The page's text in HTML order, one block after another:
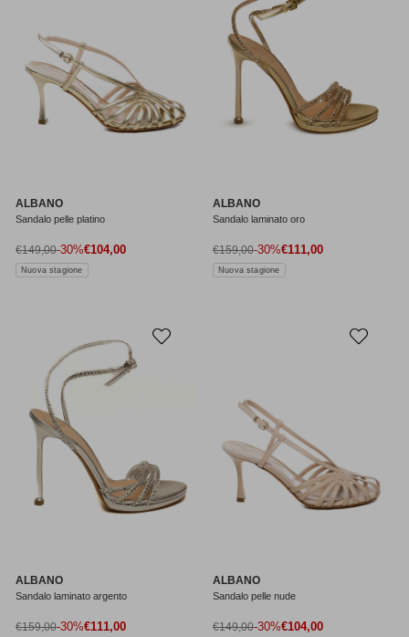
ALBANO
Sandalo pelle platino
Prezzo di vendita
€104,00
Prezzo normale
€149,00-30%
Nuova stagione
ALBANO
Sandalo laminato oro
Prezzo di vendita
€111,00
Prezzo normale
€159,00-30%
Nuova stagione
ALBANO
Sandalo laminato argento
Prezzo di vendita
€111,00
Prezzo normale
€159,00-30%
ALBANO
Sandalo pelle nude
Prezzo di vendita
€104,00
Prezzo normale
€149,00-30%